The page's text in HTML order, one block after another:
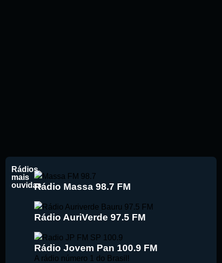
Rádios
mais
ouvidasRádio Massa 98.7 FM
Rádio AuriVerde 97.5 FM
Rádio Jovem Pan 100.9 FM
A rádio número 1 do Brasil!